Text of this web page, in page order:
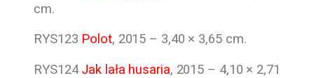
cm.
RYS123 Polot, 2015 – 3,40 × 3,65 cm.
RYS124Jak lała husaria, 2015 – 4,10 × 2,71